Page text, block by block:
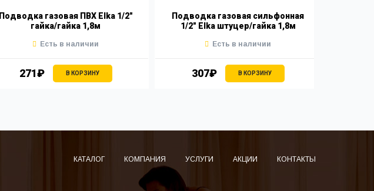
Подводка газовая ПВХ Elka 1/2"
гайка/гайка 1,8м
271₽ В КОРЗИНУ
Есть в наличии
Подводка газовая сильфонная
1/2" Elka штуцер/гайка 1,8м
307₽ В КОРЗИНУ
Есть в наличии
КАТАЛОГ КОМПАНИЯ УСЛУГИ АКЦИИ КОНТАКТЫ